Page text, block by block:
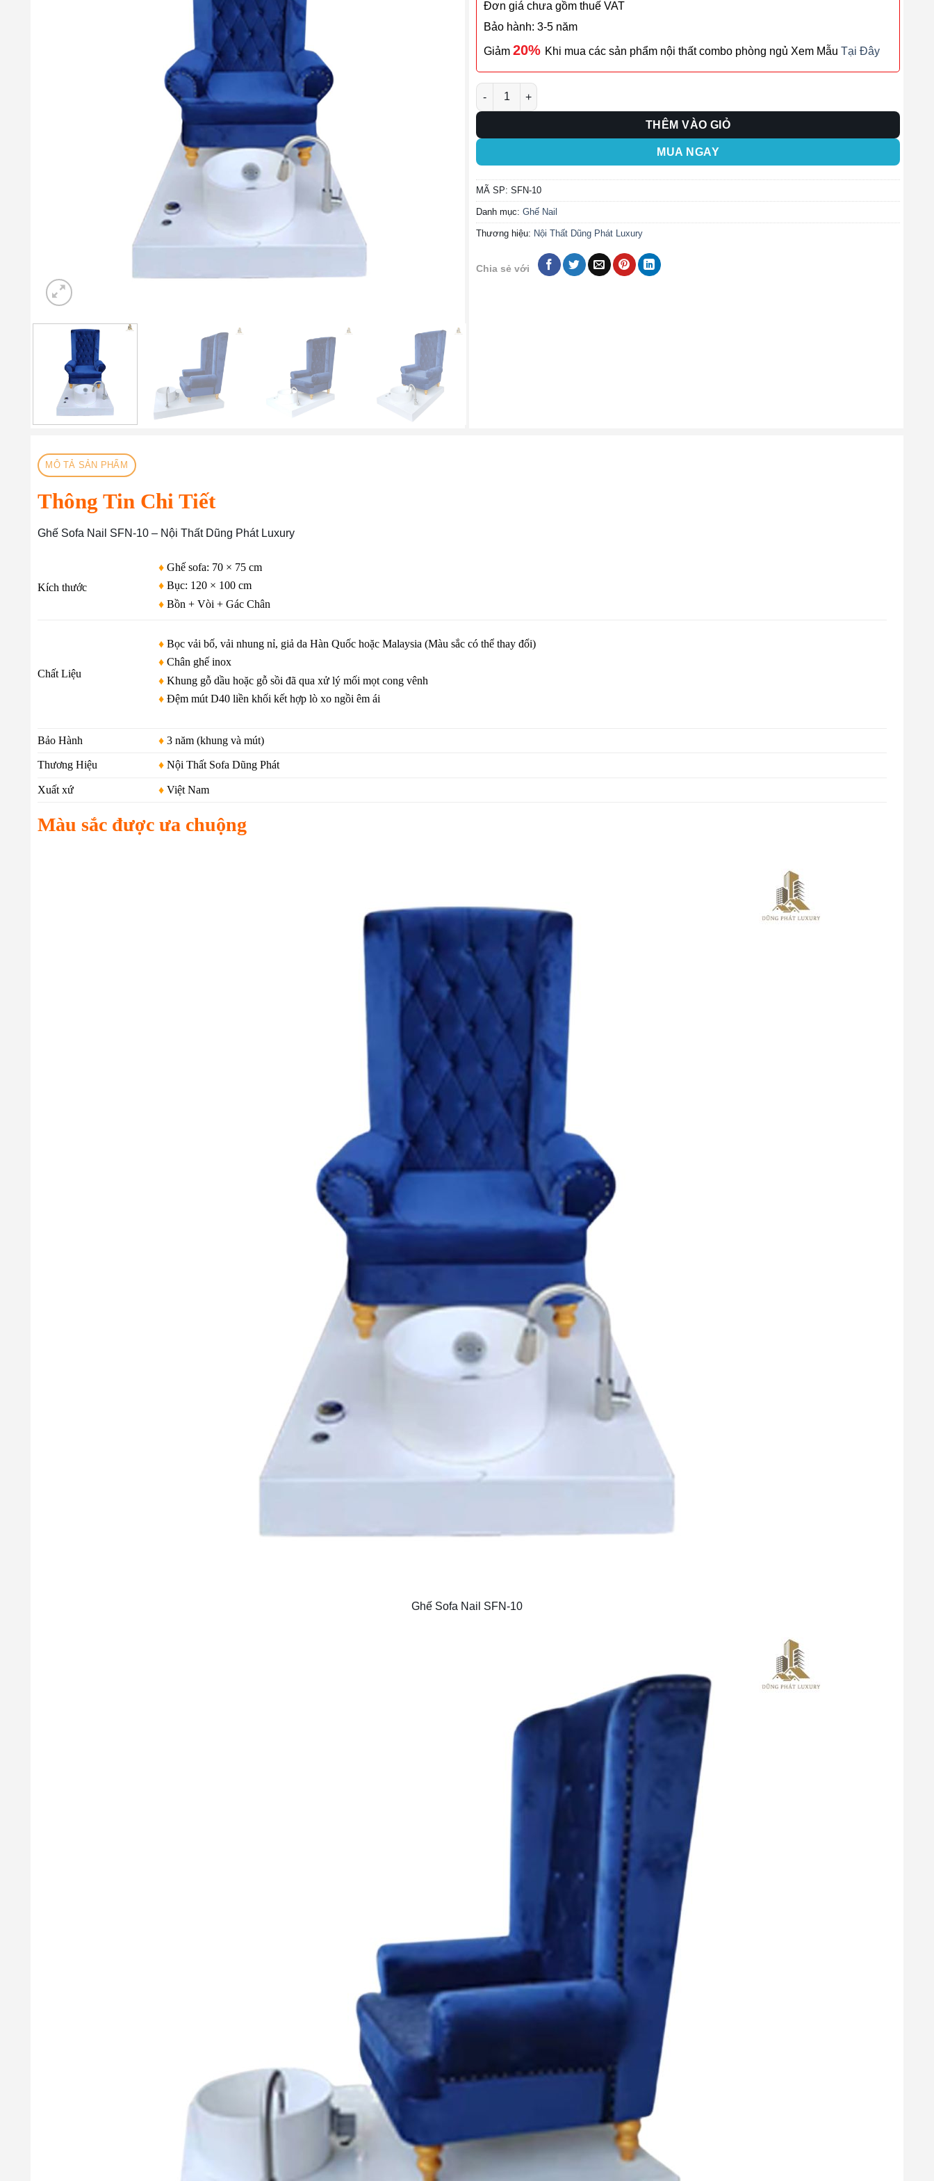
Đơn giá chưa gồm thuế VAT
Bảo hành: 3-5 năm
Giảm 20% Khi mua các sản phẩm nội thất combo phòng ngủ Xem Mẫu Tại Đây
Ghế Sofa Nail SFN-10 số lượng
THÊM VÀO GIỎ
MUA NGAY
MÃ SP: SFN-10
Danh mục: Ghế Nail
Thương hiệu: Nội Thất Dũng Phát Luxury
Chia sẻ với
MÔ TẢ SẢN PHẨM
Thông Tin Chi Tiết
Ghế Sofa Nail SFN-10 – Nội Thất Dũng Phát Luxury
Kích thước
♦Ghế sofa: 70 × 75 cm
♦ Bục: 120 × 100 cm
♦ Bồn + Vòi + Gác Chân
Chất Liệu
♦ Bọc vải bố, vải nhung nỉ, giả da Hàn Quốc hoặc Malaysia (Màu sắc có thể thay đổi)
♦ Chân ghế inox
♦ Khung gỗ dầu hoặc gỗ sồi đã qua xử lý mối mọt cong vênh
♦ Đệm mút D40 liền khối kết hợp lò xo ngồi êm ái
Bảo Hành ♦3 năm (khung và mút)
Thương Hiệu ♦Nội Thất Sofa Dũng Phát
Xuất xứ ♦Việt Nam
Màu sắc được ưa chuộng
Ghế Sofa Nail SFN-10